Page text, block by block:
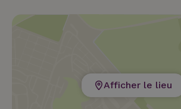
Afficher le lieu